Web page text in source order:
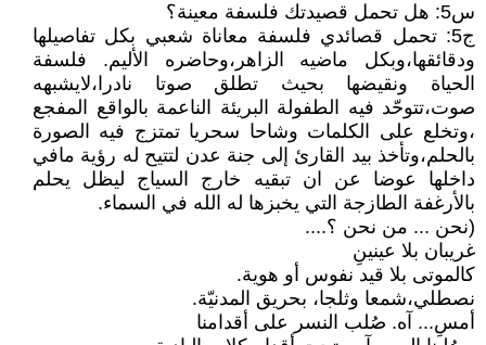
س5: هل تحمل قصيدتك فلسفة معينة؟
ج5: تحمل قصائدي فلسفة معاناة شعبي بكل تفاصيلها
ودقائقها،وبكل ماضيه الزاهر،وحاضره الأليم. فلسفة
الحياة ونقيضها بحيث تطلق صوتا نادرا،لايشبهه
صوت،تتوحّد فيه الطفولة البريئة الناعمة بالواقع المفجع
،وتخلع على الكلمات وشاحا سحريا تمتزج فيه الصورة
بالحلم،وتأخذ بيد القارئ إلى جنة عدن لتتيح له رؤية مافي
داخلها عوضا عن ان تبقيه خارج السياج ليظل يحلم
بالأرغفة الطازجة التي يخبزها له الله في السماء.
(نحن ... من نحن ؟....
غريبان بلا عينينِ
كالموتى بلا قيد نفوس أو هوية.
نصطلي،شمعا وثلجا، بحريق المدنيّة.
أمسِ... آه. صُلب النسر على أقدامنا